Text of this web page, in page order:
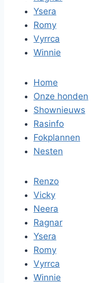
Ysera
Romy
Vyrrca
Winnie
Home
Onze honden
Shownieuws
Rasinfo
Fokplannen
Nesten
Renzo
Vicky
Neera
Ragnar
Ysera
Romy
Vyrrca
Winnie